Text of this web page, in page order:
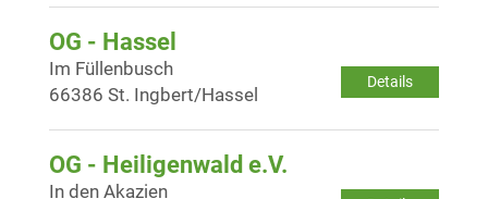
OG - Hassel
Details
Im Füllenbusch
66386 St. Ingbert/Hassel
OG - Heiligenwald e.V.
In den Akazien